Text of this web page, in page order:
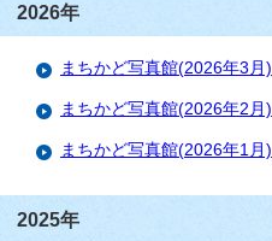
2026年
まちかど写真館(2026年3月)
まちかど写真館(2026年2月)
まちかど写真館(2026年1月)
2025年